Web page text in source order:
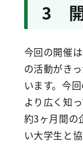
3 開
今回の開催
の活動がき
います。今
より広く知
約3ヶ月間の
い大学生と